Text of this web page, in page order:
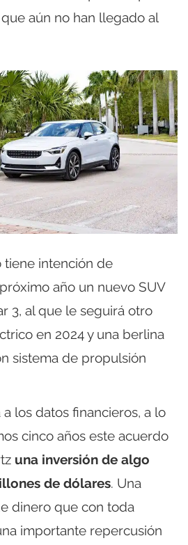
aún no han llegado al
tiene intención de
año un nuevo SUV
3, al que le seguirá otro
en 2024 y una berlina
sistema de propulsión
los datos financieros, a lo
cinco años este acuerdo
una inversión de algo
de dólares. Una
dinero que con toda
importante repercusión